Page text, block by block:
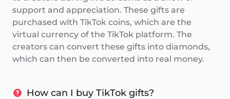
support and appreciation. These gifts are
purchased with TikTok coins, which are the
virtual currency of the TikTok platform. The
creators can convert these gifts into diamonds,
which can then be converted into real money.
How can I buy TikTok gifts?